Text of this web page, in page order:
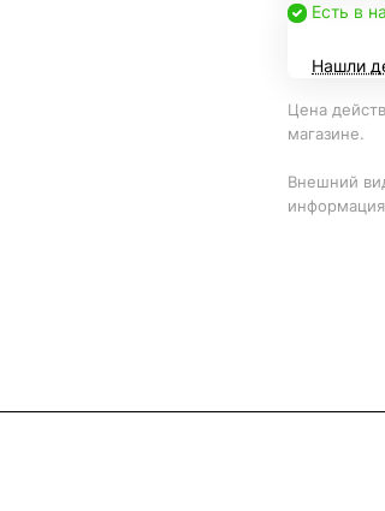
Есть в
Нашли
Цена
магазине.
Внешний